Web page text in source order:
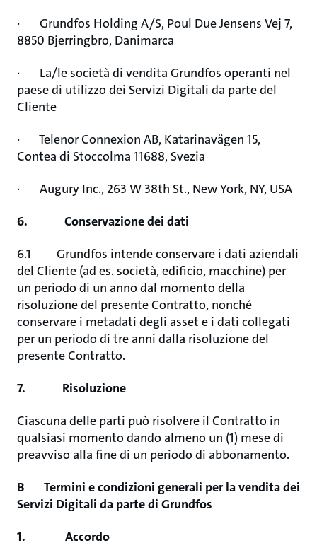
· Grundfos Holding A/S, Poul Due Jensens Vej 7,
8850 Bjerringbro, Danimarca
· La/le società di vendita Grundfos operanti nel
paese di utilizzo dei Servizi Digitali da parte del
Cliente
· Telenor Connexion AB, Katarinavägen 15,
Contea di Stoccolma 11688, Svezia
· Augury Inc., 263 W 38th St., New York, NY, USA
6. Conservazione dei dati
6.1 Grundfos intende conservare i dati aziendali
del Cliente (ad es. società, edificio, macchine) per
un periodo di un anno dal momento della
risoluzione del presente Contratto, nonché
conservare i metadati degli asset e i dati collegati
per un periodo di tre anni dalla risoluzione del
presente Contratto.
7. Risoluzione
Ciascuna delle parti può risolvere il Contratto in
qualsiasi momento dando almeno un (1) mese di
preavviso alla fine di un periodo di abbonamento.
B Termini e condizioni generali per la vendita dei
Servizi Digitali da parte di Grundfos
1. Accordo